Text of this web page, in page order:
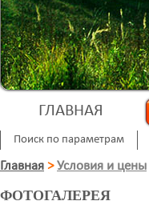
ГЛАВНАЯ
Поиск по параметрам
Главная >Условия и цены
ФОТОГАЛЕРЕЯ